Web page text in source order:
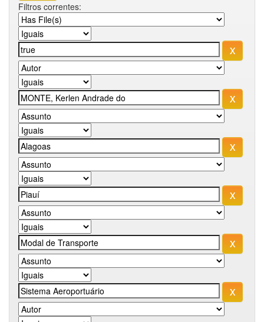
Filtros correntes: